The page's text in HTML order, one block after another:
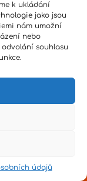
k ukládání
jako jsou
nám umožní
nebo
souhlasu
údajů